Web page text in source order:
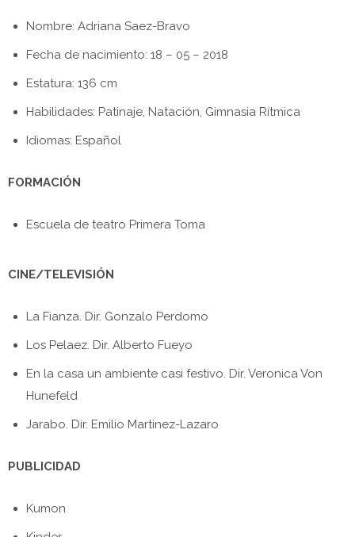
Nombre: Adriana Saez-Bravo
Fecha de nacimiento: 18 – 05 – 2018
Estatura: 136 cm
Habilidades: Patinaje, Natación, Gimnasia Rítmica
Idiomas: Español
FORMACIÓN
Escuela de teatro Primera Toma
CINE/TELEVISIÓN
La Fianza. Dir. Gonzalo Perdomo
Los Pelaez. Dir. Alberto Fueyo
En la casa un ambiente casi festivo. Dir. Veronica Von
Hunefeld
Jarabo. Dir. Emilio Martinez-Lazaro
PUBLICIDAD
Kumon